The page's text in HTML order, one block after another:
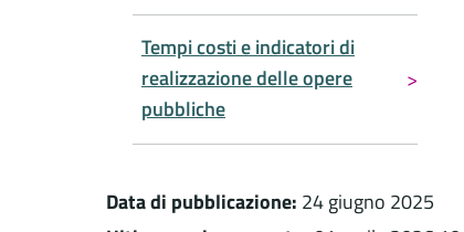
Tempi costi e indicatori di
realizzazione delle opere
pubbliche
Data di pubblicazione: 24 giugno 2025